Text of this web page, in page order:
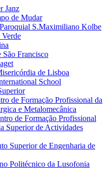
Janz
de Mudar
S.Maximiliano Kolbe
São Francisco
de Lisboa
School
de Formação Profissional da
e Metalomecânica
de Formação Profissional
Superior de Actividades
Superior de Engenharia de
Politécnico da Lusofonia